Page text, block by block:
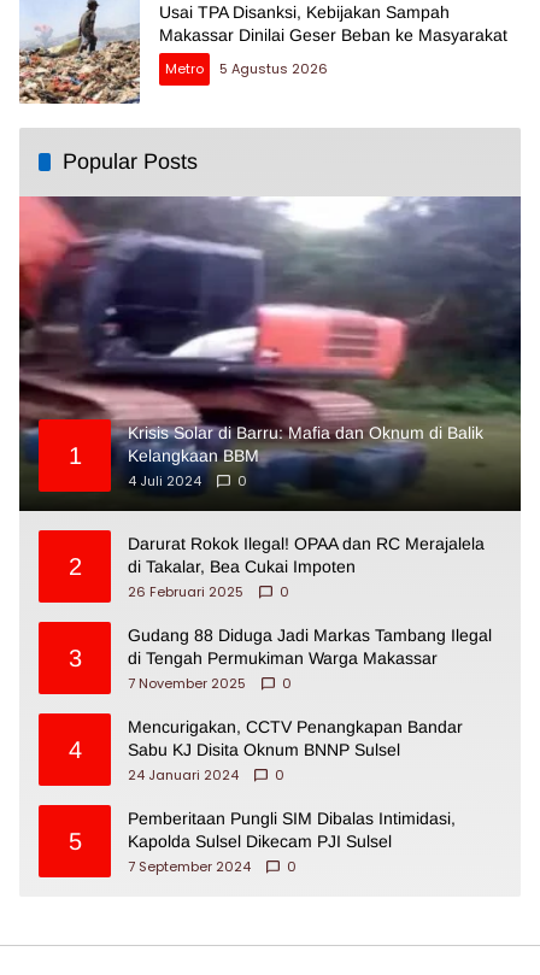
Usai TPA Disanksi, Kebijakan Sampah
Makassar Dinilai Geser Beban ke Masyarakat
Metro
5 Agustus 2026
Popular Posts
1
Krisis Solar di Barru: Mafia dan Oknum di Balik
Kelangkaan BBM
4 Juli 2024
0
2
Darurat Rokok Ilegal! OPAA dan RC Merajalela
di Takalar, Bea Cukai Impoten
26 Februari 2025
0
3
Gudang 88 Diduga Jadi Markas Tambang Ilegal
di Tengah Permukiman Warga Makassar
7 November 2025
0
4
Mencurigakan, CCTV Penangkapan Bandar
Sabu KJ Disita Oknum BNNP Sulsel
24 Januari 2024
0
5
Pemberitaan Pungli SIM Dibalas Intimidasi,
Kapolda Sulsel Dikecam PJI Sulsel
7 September 2024
0